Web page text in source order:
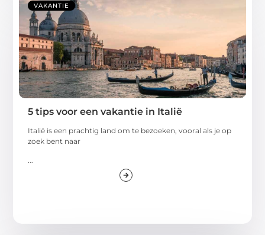
VAKANTIE
5 tips voor een vakantie in Italië
Italië is een prachtig land om te bezoeken, vooral als je op
zoek bent naar
...